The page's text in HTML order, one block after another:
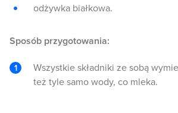
odżywka białkowa.
Sposób przygotowania:
Wszystkie składniki ze sobą
też tyle samo wody, co mleka.